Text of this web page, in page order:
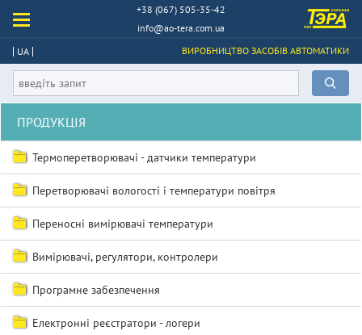
+38 (067) 505-35-42
info@ao-tera.com.ua
UA
ВИРОБНИЦТВО ЗАСОБІВ АВТОМАТИКИ
ПРОДУКЦІЯ
Термоперетворювачі - датчики температури
Перетворювачі вологості і температури повітря
Переносні вимірювачі температури
Вимірювачі, регулятори, контролери
Програмне забезпечення
Електронні реєстратори - логери